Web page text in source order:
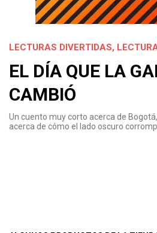
LECTURAS DIVERTIDAS,
EL DÍA QUE LA
CAMBIÓ
Un cuento muy corto acerca de
acerca de cómo el lado oscuro